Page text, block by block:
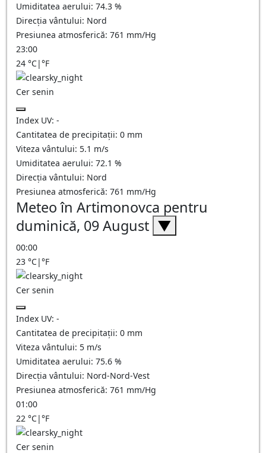
Umiditatea aerului: 74.3 %
Direcția vântului: Nord
Presiunea atmosferică: 761 mm/Hg
23:00
24 °C|°F
Cer senin
Index UV: -
Cantitatea de precipitații: 0 mm
Viteza vântului: 5.1 m/s
Umiditatea aerului: 72.1 %
Direcția vântului: Nord
Presiunea atmosferică: 761 mm/Hg
Meteo în Artimonovca pentru
duminică, 09 August ▼
00:00
23 °C|°F
Cer senin
Index UV: -
Cantitatea de precipitații: 0 mm
Viteza vântului: 5 m/s
Umiditatea aerului: 75.6 %
Direcția vântului: Nord-Nord-Vest
Presiunea atmosferică: 761 mm/Hg
01:00
22 °C|°F
Cer senin